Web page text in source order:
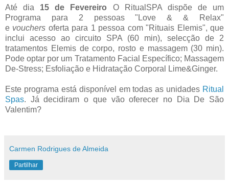
Até dia 15 de Fevereiro O RitualSPA dispõe de um
Programa para 2 pessoas "Love & & Relax"
e vouchers oferta para 1 pessoa com "Rituais Elemis", que
inclui acesso ao circuito SPA (60 min), selecção de 2
tratamentos Elemis de corpo, rosto e massagem (30 min).
Pode optar por um Tratamento Facial Específico; Massagem
De-Stress; Esfoliação e Hidratação Corporal Lime&Ginger.
Este programa está disponível em todas as unidades Ritual
Spas. Já decidiram o que vão oferecer no Dia De São
Valentim?
Carmen Rodrigues de Almeida
Partilhar